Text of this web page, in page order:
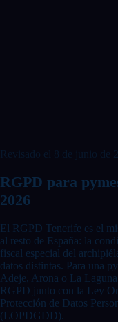
Revisado el 8 de junio de
RGPD para
2026
El RGPD Tenerife es el
al resto de España: la
fiscal especial del
datos distintas. Para una
Adeje, Arona o La
RGPD junto con la Ley
Protección de Datos
(LOPDGDD).